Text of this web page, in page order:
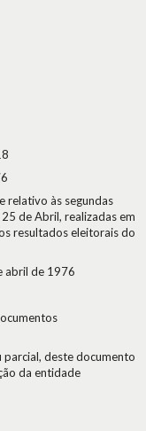
relativo às segundas
de Abril, realizadas em
resultados eleitorais do
abril de 1976
deste documento
da entidade